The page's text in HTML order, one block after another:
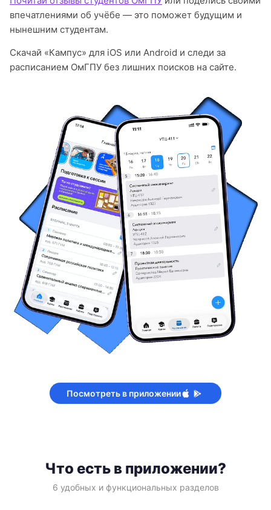
впечатлениями об учёбе — это поможет будущим и
нынешним студентам.
Скачай «Кампус» для iOS или Android и следи за
расписанием ОмГПУ без лишних поисков на сайте.
Посмотреть в приложении
Что есть в приложении?
6 удобных и функциональных разделов